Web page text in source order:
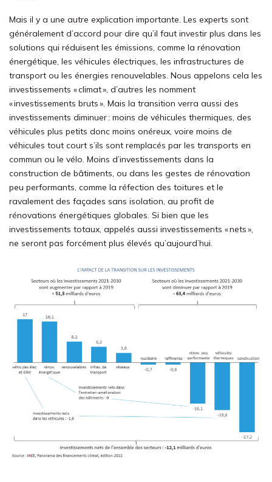
Mais il y a une autre explication importante. Les experts sont
généralement d’accord pour dire qu’il faut investir plus dans les
solutions qui réduisent les émissions, comme la rénovation
énergétique, les véhicules électriques, les infrastructures de
transport ou les énergies renouvelables. Nous appelons cela les
investissements « climat », d’autres les nomment
« investissements bruts ». Mais la transition verra aussi des
investissements diminuer : moins de véhicules thermiques, des
véhicules plus petits donc moins onéreux, voire moins de
véhicules tout court s’ils sont remplacés par les transports en
commun ou le vélo. Moins d’investissements dans la
construction de bâtiments, ou dans les gestes de rénovation
peu performants, comme la réfection des toitures et le
ravalement des façades sans isolation, au profit de
rénovations énergétiques globales. Si bien que les
investissements totaux, appelés aussi investissements « nets »,
ne seront pas forcément plus élevés qu’aujourd’hui.